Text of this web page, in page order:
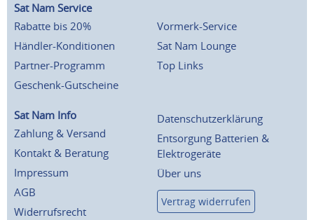
Sat Nam Service
Rabatte bis 20%
Händler-Konditionen
Partner-Programm
Geschenk-Gutscheine
Vormerk-Service
Sat Nam Lounge
Top Links
Sat Nam Info
Zahlung & Versand
Kontakt & Beratung
Impressum
AGB
Widerrufsrecht
Datenschutzerklärung
Entsorgung Batterien &
Elektrogeräte
Über uns
Vertrag widerrufen